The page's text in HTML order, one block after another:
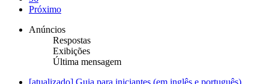
Próximo
Anúncios
Respostas
Exibições
Última mensagem
[atualizado] Guia para iniciantes (em inglês e português)